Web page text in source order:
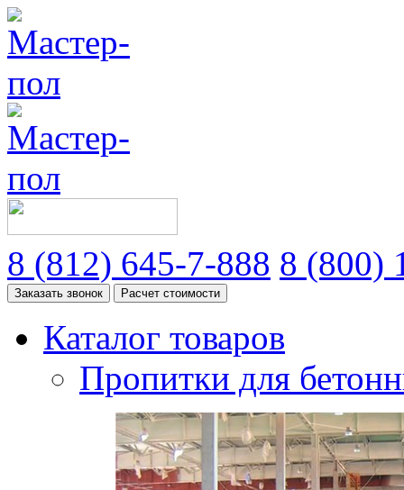
8 (812) 645-7-888 8 (800)
Заказать звонок Расчет стоимости
Каталог товаров
Пропитки для